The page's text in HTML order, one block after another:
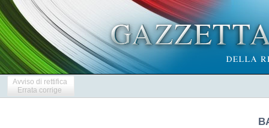
Avviso di rettifica
Errata corrige